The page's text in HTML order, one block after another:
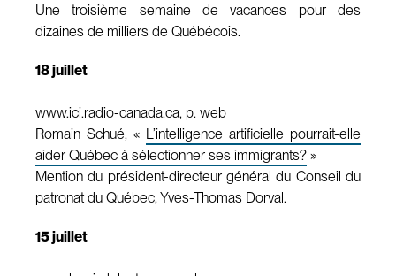
Une troisième semaine de vacances pour des
dizaines de milliers de Québécois.
18 juillet
www.ici.radio-canada.ca, p. web
Romain Schué, « L’intelligence artificielle pourrait-elle
aider Québec à sélectionner ses immigrants? »
Mention du président-directeur général du Conseil du
patronat du Québec, Yves-Thomas Dorval.
15 juillet